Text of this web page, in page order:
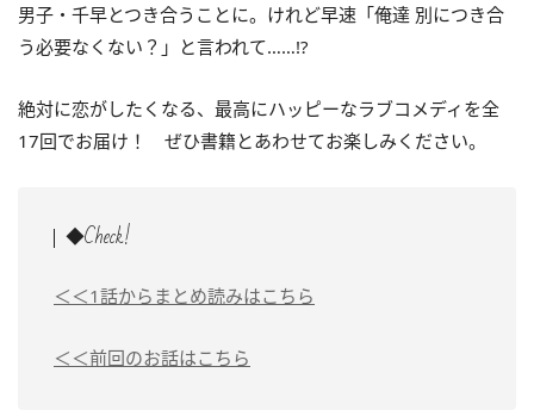
男子・千早とつき合うことに。けれど早速「俺達 別につき合
う必要なくない？」と言われて……!?
絶対に恋がしたくなる、最高にハッピーなラブコメディを全
17回でお届け！ ぜひ書籍とあわせてお楽しみください。
◆Check!
＜＜1話からまとめ読みはこちら
＜＜前回のお話はこちら